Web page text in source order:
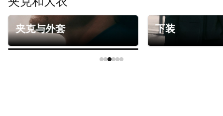
无理由退换货
改变主意了？ 30天内购买的符合条件的商品可退换货。
开始免费退货。
男士
鞋履
夹克与外套 下装